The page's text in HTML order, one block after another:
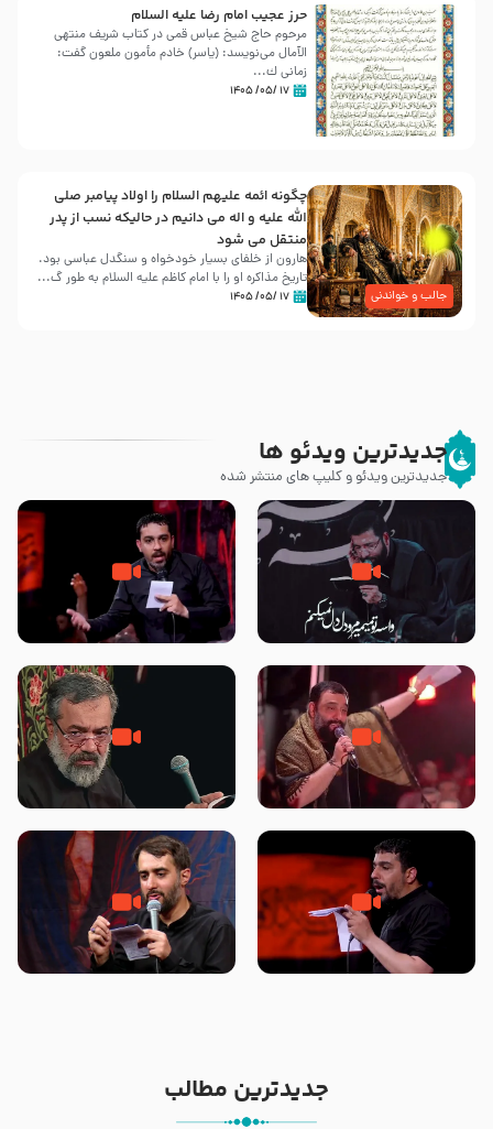
حرز عجیب امام رضا علیه السلام
مرحوم حاج شیخ عباس قمی در کتاب شریف منتهی
الآمال می‌نویسد: (ياسر) خادم مأمون ملعون گفت:
زمانى ك...
۱۷ /۰۵/ ۱۴۰۵
جالب و خواندنی
چگونه ائمه علیهم السلام را اولاد پیامبر صلی
الله علیه و اله می دانیم در حالیکه نسب از پدر
منتقل می شود
هارون از خلفای بسیار خودخواه و سنگدل عباسی بود.
تاریخ مذاکره او را با امام کاظم علیه السلام به طور گ...
۱۷ /۰۵/ ۱۴۰۵
جدیدترین ویدئو ها
جدیدترین ویدئو و کلیپ های منتشر شده
مصداق کربلا – حاج حسین سیب
سرخی
شور ، حسینا! به‌ حق زهرا «أُنْظُرْ
إِلَینا» – عزاداری شب هفتم ماه
جانا جانا ابی عبدالله – کربلایی جواد
مقدم – شب هشتم محرم 1448 –
مادر منم مثل تو خمیدم – حاج
محمود کریمی – شهادت حضرت
هیئت رایة العباس علیه السلام
تک ، عبّاس، صاحب دل‌هاست –
حاج حنیف طاهری – عزاداری شب
من غلام نوکراتم من عاشق کربلاتم
– شور زمینه – شب هفتم – محرم
جدیدترین مطالب